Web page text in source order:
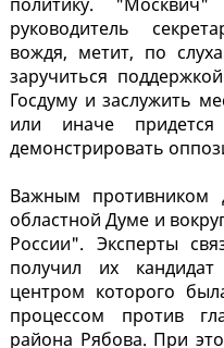
руководитель
вождя, метит, по
заручиться
Госдуму и заслужить
или иначе
демонстрировать
Важным противником
областной Думе и
России". Эксперты
получил их
центром которого
процессом против
района Рябова. При